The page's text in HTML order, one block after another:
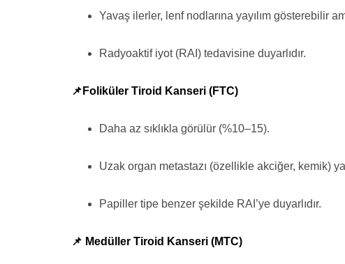
Yavaş ilerler, lenf nodlarına yayılım gösterebilir
Radyoaktif iyot (RAI) tedavisine duyarlıdır.
📌Foliküler Tiroid Kanseri (FTC)
Daha az sıklıkla görülür (%10–15).
Uzak organ metastazı (özellikle akciğer, kemik)
Papiller tipe benzer şekilde RAI’ye duyarlıdır.
📌 Medüller Tiroid Kanseri (MTC)